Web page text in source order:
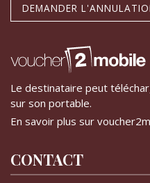
DEMANDER
Le destinataire peut
sur son portable.
En savoir plus sur
CONTACT